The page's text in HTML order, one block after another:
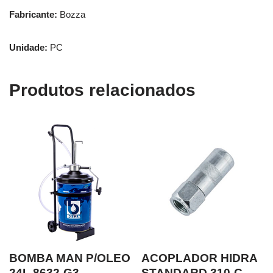
Fabricante: Bozza
Unidade: PC
Produtos relacionados
BOMBA MAN P/OLEO
ACOPLADOR HIDRA